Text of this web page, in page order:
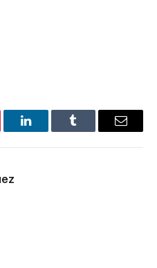
LinkedInTumblr Email